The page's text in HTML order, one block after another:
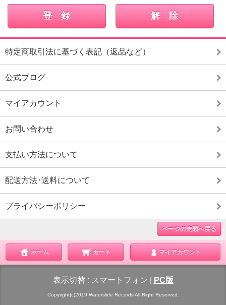
特定商取引法に基づく表記（返品など）
公式ブログ
マイアカウント
お問い合わせ
支払い方法について
配送方法･送料について
プライバシーポリシー
ページの先頭へ戻る
ホーム カート マイアカウント
表示切替 : スマートフォン PC版
Copyright(c)2019 Waterslide Records All Right Reserved.